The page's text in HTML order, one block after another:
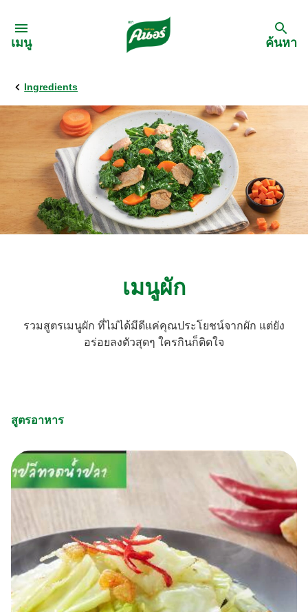
เมนู
กลับ
สูตรอาหาร
เมนูอาหารตามวัตถุดิบ
เมนูอาหารตามประเภทการทำ
เมนูอาหารประจำภาค
ค้นหา
Ingredients
เมนูผัก
รวมสูตรเมนูผัก ที่ไม่ได้มีดีแค่คุณประโยชน์จากผัก แต่ยัง
อร่อยลงตัวสุดๆ ใครกินก็ติดใจ
สูตรอาหาร